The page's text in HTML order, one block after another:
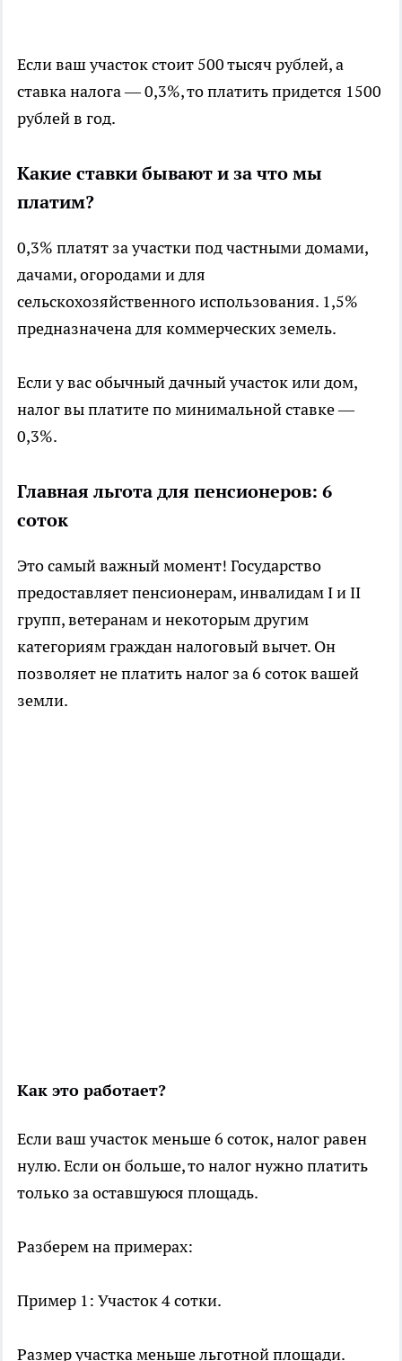
Если ваш участок стоит 500 тысяч рублей, а
ставка налога — 0,3%, то платить придется 1500
рублей в год.
Какие ставки бывают и за что мы
платим?
0,3% платят за участки под частными домами,
дачами, огородами и для
сельскохозяйственного использования. 1,5%
предназначена для коммерческих земель.
Если у вас обычный дачный участок или дом,
налог вы платите по минимальной ставке —
0,3%.
Главная льгота для пенсионеров: 6
соток
Это самый важный момент! Государство
предоставляет пенсионерам, инвалидам I и II
групп, ветеранам и некоторым другим
категориям граждан налоговый вычет. Он
позволяет не платить налог за 6 соток вашей
земли.
Как это работает?
Если ваш участок меньше 6 соток, налог равен
нулю. Если он больше, то налог нужно платить
только за оставшуюся площадь.
Разберем на примерах:
Пример 1: Участок 4 сотки.
Размер участка меньше льготной площади.